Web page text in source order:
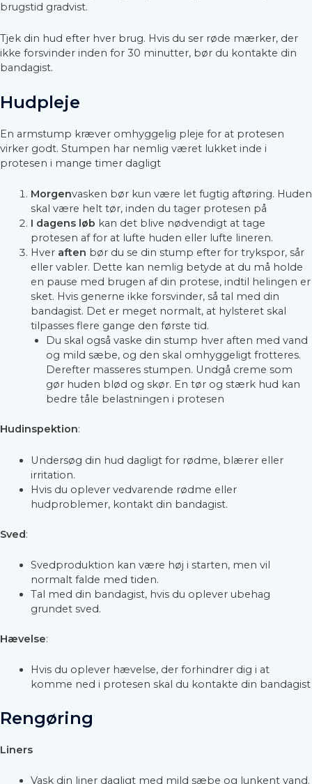
brugstid gradvist.
Tjek din hud efter hver brug. Hvis du ser røde mærker, der
ikke forsvinder inden for 30 minutter, bør du kontakte din
bandagist.
Hudpleje
En armstump kræver omhyggelig pleje for at protesen
virker godt. Stumpen har nemlig været lukket inde i
protesen i mange timer dagligt
Morgenvasken bør kun være let fugtig aftøring. Huden
skal være helt tør, inden du tager protesen på
I dagens løb kan det blive nødvendigt at tage
protesen af for at lufte huden eller lufte lineren.
Hver aften bør du se din stump efter for trykspor, sår
eller vabler. Dette kan nemlig betyde at du må holde
en pause med brugen af din protese, indtil helingen er
sket. Hvis generne ikke forsvinder, så tal med din
bandagist. Det er meget normalt, at hylsteret skal
tilpasses flere gange den første tid.
Du skal også vaske din stump hver aften med vand
og mild sæbe, og den skal omhyggeligt frotteres.
Derefter masseres stumpen. Undgå creme som
gør huden blød og skør. En tør og stærk hud kan
bedre tåle belastningen i protesen
Hudinspektion:
Undersøg din hud dagligt for rødme, blærer eller
irritation.
Hvis du oplever vedvarende rødme eller
hudproblemer, kontakt din bandagist.
Sved:
Svedproduktion kan være høj i starten, men vil
normalt falde med tiden.
Tal med din bandagist, hvis du oplever ubehag
grundet sved.
Hævelse:
Hvis du oplever hævelse, der forhindrer dig i at
komme ned i protesen skal du kontakte din bandagist
Rengøring
Liners
Vask din liner dagligt med mild sæbe og lunkent vand.